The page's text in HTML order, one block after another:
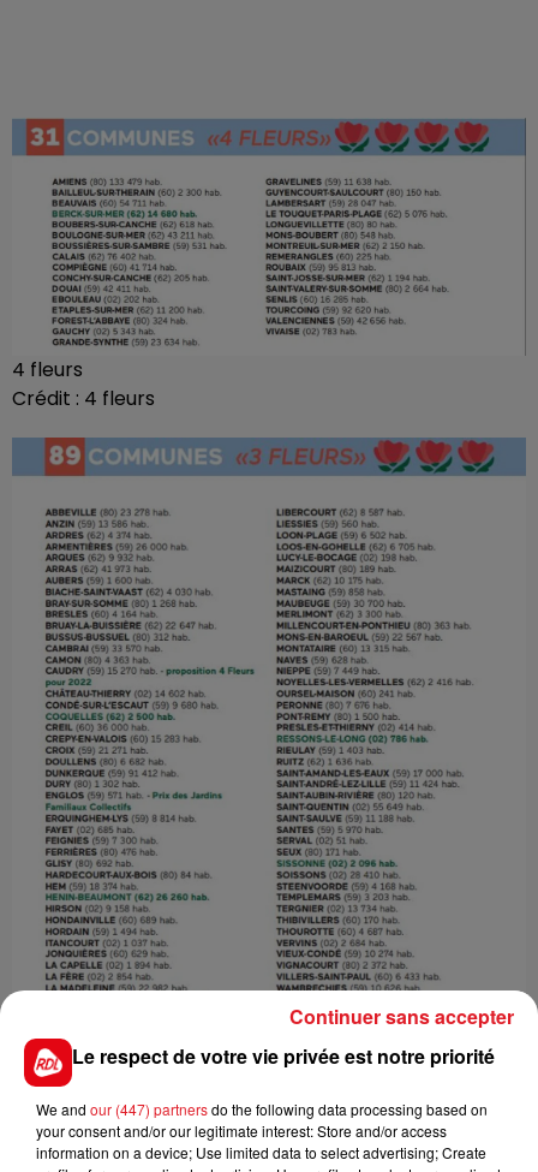
4 fleurs
Crédit : 4 fleurs
Le respect de votre vie privée est notre priorité
We and our (447) partnersdo the following data processing based on
your consent and/or our legitimate interest: Store and/or access
information on a device; Use limited data to select advertising; Create
Continuer sans accepter